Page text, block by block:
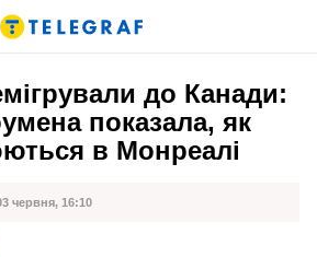
до Канади:
показала, як
в Монреалі
червня, 16:10